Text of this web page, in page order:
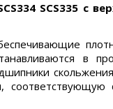
SCS335 с
в